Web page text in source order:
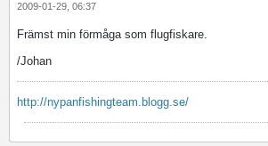
2009-01-29, 06:37
Främst min förmåga som flugfiskare.
/Johan
http://nypanfishingteam.blogg.se/